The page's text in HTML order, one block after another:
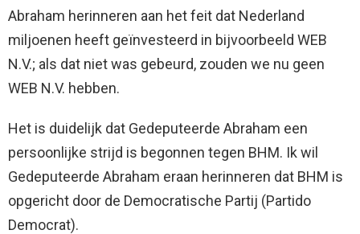
Abraham herinneren aan het feit dat Nederland
miljoenen heeft geïnvesteerd in bijvoorbeeld WEB
N.V.; als dat niet was gebeurd, zouden we nu geen
WEB N.V. hebben.
Het is duidelijk dat Gedeputeerde Abraham een
persoonlijke strijd is begonnen tegen BHM. Ik wil
Gedeputeerde Abraham eraan herinneren dat BHM is
opgericht door de Democratische Partij (Partido
Democrat).